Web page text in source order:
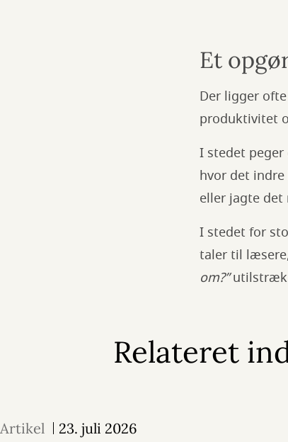
Et
Der ligger
produktivitet
I stedet
hvor det
eller jagte
I stedet for
taler til
om?”
Relateret
Artikel 23. juli 2026